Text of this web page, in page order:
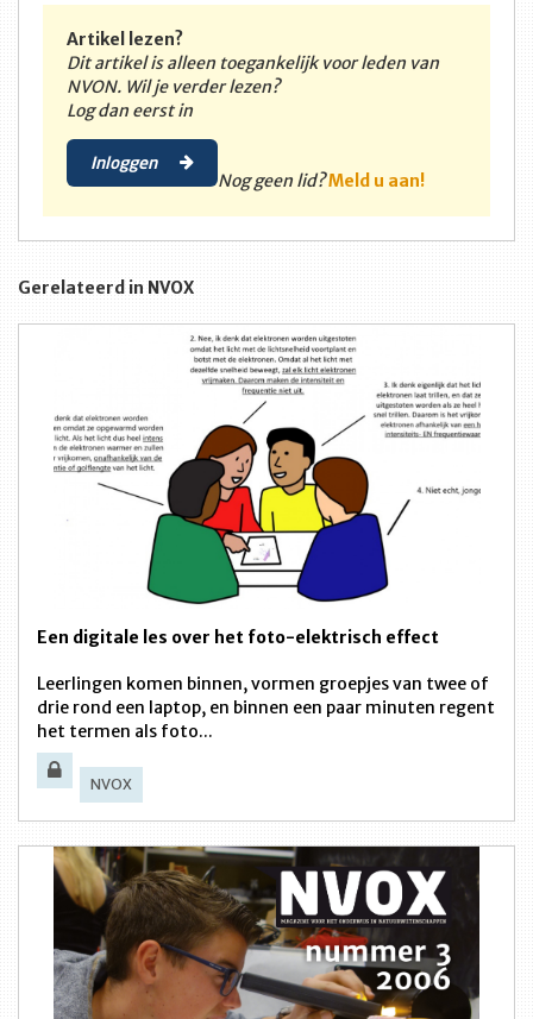
Artikel lezen?
Dit artikel is alleen toegankelijk voor leden van
NVON. Wil je verder lezen?
Log dan eerst in
Inloggen
Nog geen lid?Meld u aan!
Gerelateerd in NVOX
Een digitale les over het foto-elektrisch effect
Leerlingen komen binnen, vormen groepjes van twee of
drie rond een laptop, en binnen een paar minuten regent
het termen als foto...
NVOX